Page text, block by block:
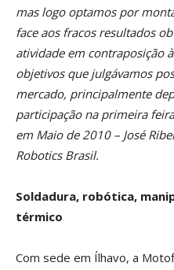
mas logo optamos por
face aos fracos resultados
atividade em contraposição
objetivos que julgávamos
mercado, principalmente
participação na primeira
em Maio de 2010 – José
Robotics Brasil.
Soldadura, robótica,
térmico
Com sede em Ílhavo, a